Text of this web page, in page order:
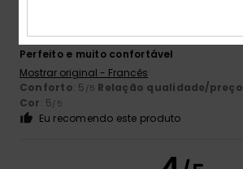
Jean Louis16. Julho 2026
Perfeito e muito confortável
Mostrar original - Francês
Conforto: 5 /5 Relação qualidade/preço
Cor: 5/5
Eu recomendo este produto